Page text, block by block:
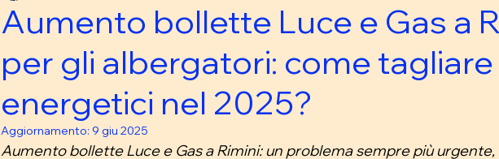
Aumento bollette Luce e Gas a
per gli albergatori: come tagliare
energetici nel 2025?
Aggiornamento: 9 giu 2025
Aumento bollette Luce e Gas a Rimini: un problema sempre più